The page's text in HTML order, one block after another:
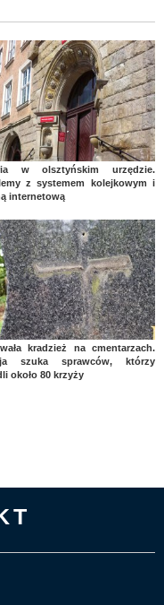
w olsztyńskim urzędzie.
z systemem kolejkowym i
internetową
kradzież na cmentarzach.
szuka sprawców, którzy
około 80 krzyży